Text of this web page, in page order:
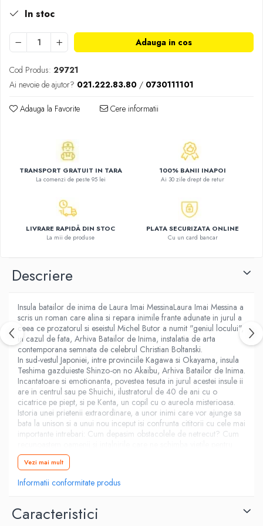
Atlase, dictionare si enciclopedii
Carte prescolara
Carti de colorat
Carti pentru copii
Grafice
Povesti pentru copii
Dictionare si enciclopedii
Atlase, dictionare si enciclopedii
Dictionare tematice
Enciclopedii
Diete si fitness
Fitness si frumusete
Diverse
Feng Shui
Medicina alternativa
Sa nu razi :((
Drept
Legislatie
Fictiune
Actiune si Aventura
Actiune,aventura
Crime, Thriller, Mistery
Fantasy
Literatura de divertisment
In stoc
Adauga in cos
Cod Produs: 29721
Ai nevoie de ajutor? 021.222.83.80 / 0730111101
Adauga la Favorite Cere informatii
TRANSPORT GRATUIT IN TARA
La comenzi de peste 95 lei
100% BANII INAPOI
Ai 30 zile drept de retur
LIVRARE RAPIDĂ DIN STOC
La mii de produse
PLATA SECURIZATA ONLINE
Cu un card bancar
Descriere
Insula batailor de inima de Laura Imai MessinaLaura Imai Messina a
scris un roman care alina si repara inimile frante adunate in jurul a
ceea ce prozatorul si eseistul Michel Butor a numit "geniul locului",
in cazul de fata, Arhiva Batailor de Inima, instalatia de arta
contemporana semnata de celebrul Christian Boltanski.
In sud-vestul Japoniei, intre provinciile Kagawa si Okayama, insula
Teshima gazduieste Shinzo-on no Akaibu, Arhiva Batailor de Inima.
Incantatoare si emotionanta, povestea tesuta in jurul acestei insule ii
are in centrul sau pe Shuichi, ilustratorul de 40 de ani cu o
cicatrice pe piept, si pe Kenta, un copil cu o aureola misterioasa.
Istoria unei prietenii extraordinare, a unor inimi care vor ajunge sa
bata la unison si a unui nou inceput isi confrunta cititorii cu cele mai
importante intrebari: Cum depasim obstacolele de netrecut? Cum
totdeauna? Sunt inimile noastre capabile sa redescopere
seninatatea fiecarei zile? Cu o structura originala si libera, romanul
onoreaza frumusetea vietii si delicatetea culturii japoneze,
aducandu-ne mai aproape de filozofia reconcilierii cu propriul
Vezi mai mult
Informatii conformitate produs
Caracteristici